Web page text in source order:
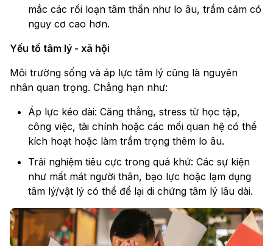
mắc các rối loạn tâm thần như lo âu, trầm cảm có
nguy cơ cao hơn.
Yếu tố tâm lý - xã hội
Môi trường sống và áp lực tâm lý cũng là nguyên
nhân quan trọng. Chẳng hạn như:
Áp lực kéo dài: Căng thẳng, stress từ học tập,
công việc, tài chính hoặc các mối quan hệ có thể
kích hoạt hoặc làm trầm trọng thêm lo âu.
Trải nghiệm tiêu cực trong quá khứ: Các sự kiện
như mất mát người thân, bạo lực hoặc lạm dụng
tâm lý/vật lý có thể để lại di chứng tâm lý lâu dài.